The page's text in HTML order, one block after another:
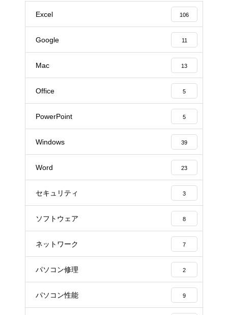
Excel 106
Google 11
Mac 13
Office 5
PowerPoint 5
Windows 39
Word 23
セキュリティ 3
ソフトウェア 8
ネットワーク 7
パソコン修理 2
パソコン性能 9